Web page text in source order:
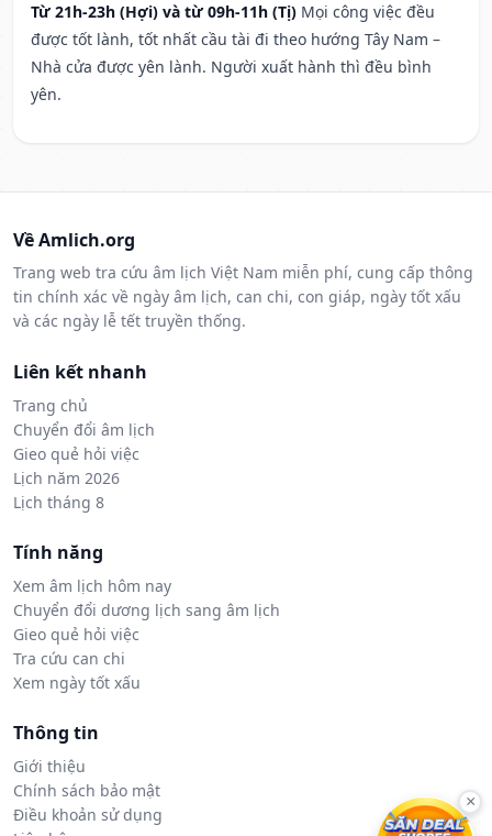
Từ 21h-23h (Hợi) và từ 09h-11h (Tị) Mọi công việc đều
được tốt lành, tốt nhất cầu tài đi theo hướng Tây Nam –
Nhà cửa được yên lành. Người xuất hành thì đều bình
yên.
Về Amlich.org
Trang web tra cứu âm lịch Việt Nam miễn phí, cung cấp thông
tin chính xác về ngày âm lịch, can chi, con giáp, ngày tốt xấu
và các ngày lễ tết truyền thống.
Liên kết nhanh
Trang chủ
Chuyển đổi âm lịch
Gieo quẻ hỏi việc
Lịch năm 2026
Lịch tháng 8
Tính năng
Xem âm lịch hôm nay
Chuyển đổi dương lịch sang âm lịch
Gieo quẻ hỏi việc
Tra cứu can chi
Xem ngày tốt xấu
Thông tin
Giới thiệu
Chính sách bảo mật
Điều khoản sử dụng
×